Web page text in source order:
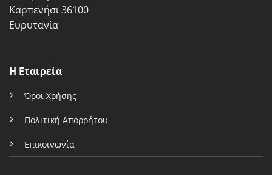
Καρπενήσι 36100
Ευρυτανία
Η Εταιρεία
Όροι Χρήσης
Πολιτική Απορρήτου
Επικοινωνία